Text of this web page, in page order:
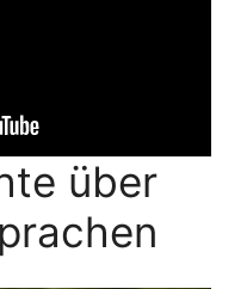
über